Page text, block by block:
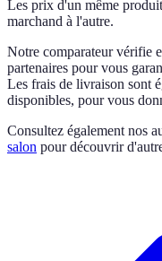
Les prix d'un même
marchand à l'autre.
Notre comparateur vérifie
partenaires pour vous
Les frais de livraison sont
disponibles, pour vous
Consultez également nos
salon pour découvrir